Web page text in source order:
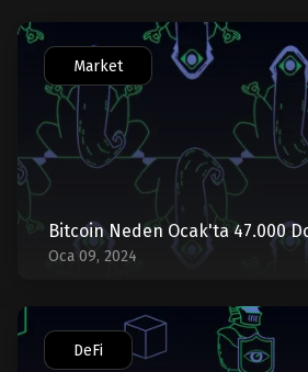
Bitcoin Neden Ocak'ta 47.000
Oca 09, 2024
Market
DeFi